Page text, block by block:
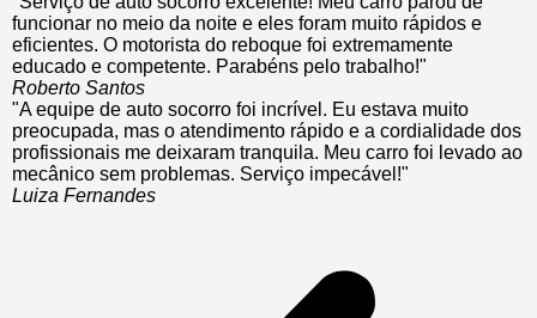
funcionar no meio da noite e eles foram muito rápidos e
eficientes. O motorista do reboque foi extremamente
educado e competente. Parabéns pelo trabalho!"
Roberto Santos
"A equipe de auto socorro foi incrível. Eu estava muito
preocupada, mas o atendimento rápido e a cordialidade dos
profissionais me deixaram tranquila. Meu carro foi levado ao
mecânico sem problemas. Serviço impecável!"
Luiza Fernandes